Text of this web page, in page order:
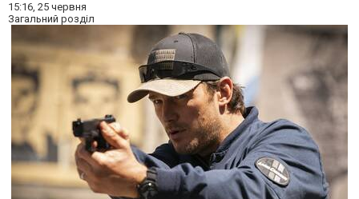
15:16, 25 червня
Загальний розділ